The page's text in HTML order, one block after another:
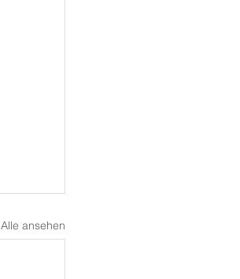
Alle ansehen